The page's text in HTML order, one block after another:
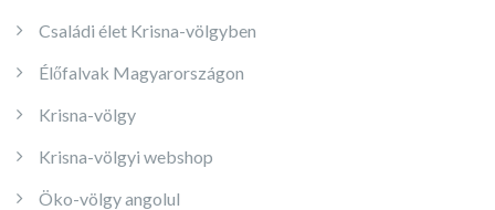
Családi élet Krisna-völgyben
Élőfalvak Magyarországon
Krisna-völgy
Krisna-völgyi webshop
Öko-völgy angolul